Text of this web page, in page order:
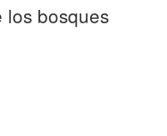
los bosques